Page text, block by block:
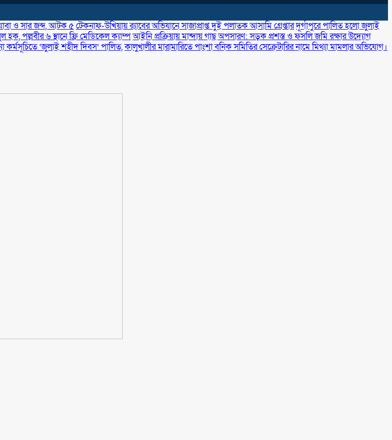
ও সার জব্দ, আটক ৫টেকনাফ-উখিয়ায় র‌্যাবের অভিযানে সাজাপ্রাপ্ত দুই পলাতক আসামি গ্রেপ্তার‎দূর্গাপুরে পালিত হলো জুলাই
হক, পল্লবীর ৬ স্থানে ফ্রি মেডিকেল ক্যাম্পআইনি প্রক্রিয়ায় মান্দায় গাছ অপসারণ: সড়ক প্রশস্ত ও ফসলি জমি রক্ষার উদ্যোগ
কর্মসূচিতে ‘জুলাই শহীদ দিবস’ পালিত,কালুখালীর মারামারিতে পাংশা বনিক সমিতির সেক্রেটারির নামে মিথ্যা মামলার অভিযোগ।